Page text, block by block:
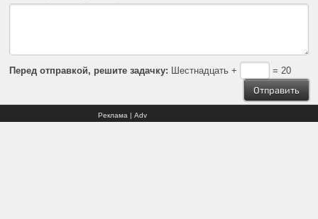
Перед отправкой, решите задачку: Шестнадцать + = 20
Реклама | Adv